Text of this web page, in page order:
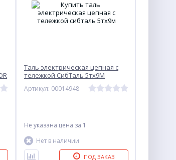
Таль электрическая цепная с
тележкой СибТаль 5тх9М
Артикул: 00014948
Не указана цена за 1
Нет в наличии
ПОД ЗАКАЗ